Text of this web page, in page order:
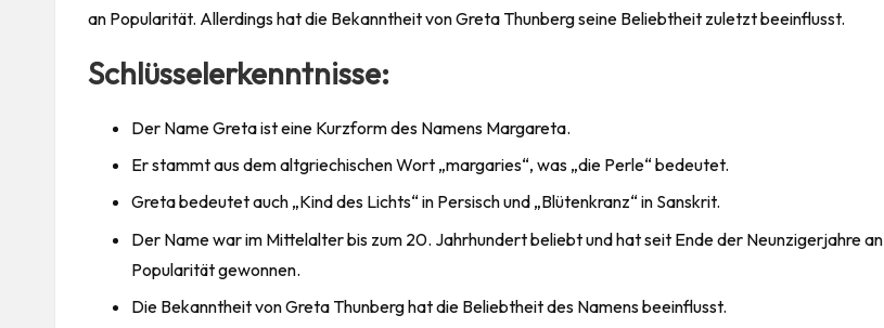
an Popularität. Allerdings hat die Bekanntheit von Greta Thunberg seine Beliebtheit zuletzt beeinflusst.
Schlüsselerkenntnisse:
Der Name Greta ist eine Kurzform des Namens Margareta.
Er stammt aus dem altgriechischen Wort „margaries“, was „die Perle“ bedeutet.
Greta bedeutet auch „Kind des Lichts“ in Persisch und „Blütenkranz“ in Sanskrit.
Der Name war im Mittelalter bis zum 20. Jahrhundert beliebt und hat seit Ende der Neunzigerjahre an
Popularität gewonnen.
Die Bekanntheit von Greta Thunberg hat die Beliebtheit des Namens beeinflusst.